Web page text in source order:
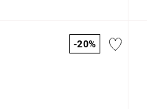
-20%